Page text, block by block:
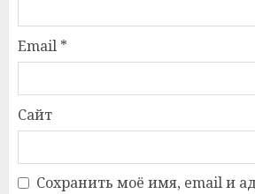
Email *
Сайт
Сохранить моё имя, email и